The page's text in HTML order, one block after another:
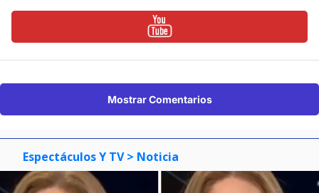
Mostrar Comentarios
Espectáculos Y TV > Noticia